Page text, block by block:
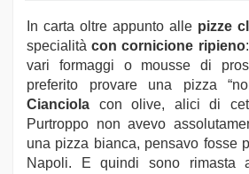
In carta oltre appunto alle pizze
specialitàcon cornicione ripieno
vari formaggi o mousse di
preferito provare una pizza
Cianciola con olive, alici di
Purtroppo non avevo
una pizza bianca, pensavo fosse
Napoli. E quindi sono rimasta